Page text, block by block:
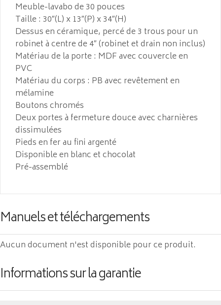
Meuble-lavabo de 30 pouces
Taille : 30″(L) x 13″(P) x 34″(H)
Dessus en céramique, percé de 3 trous pour un
robinet à centre de 4″ (robinet et drain non inclus)
Matériau de la porte : MDF avec couvercle en
PVC
Matériau du corps : PB avec revêtement en
mélamine
Boutons chromés
Deux portes à fermeture douce avec charnières
dissimulées
Pieds en fer au fini argenté
Disponible en blanc et chocolat
Pré-assemblé
Manuels et téléchargements
Aucun document n'est disponible pour ce produit.
Informations sur la garantie